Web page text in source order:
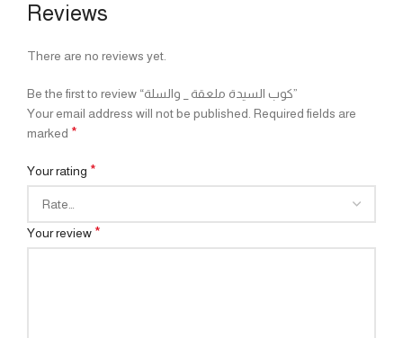
Reviews
There are no reviews yet.
Be the first to review “كوب السيدة ملعقة _ والسلة”
Your email address will not be published. Required fields are
marked *
Your rating *
Your review *